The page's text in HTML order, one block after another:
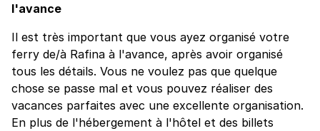
l'avance
Il est très important que vous ayez organisé votre
ferry de/à Rafina à l'avance, après avoir organisé
tous les détails. Vous ne voulez pas que quelque
chose se passe mal et vous pouvez réaliser des
vacances parfaites avec une excellente organisation.
En plus de l'hébergement à l'hôtel et des billets